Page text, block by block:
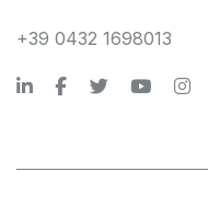
+39 0432 1698013